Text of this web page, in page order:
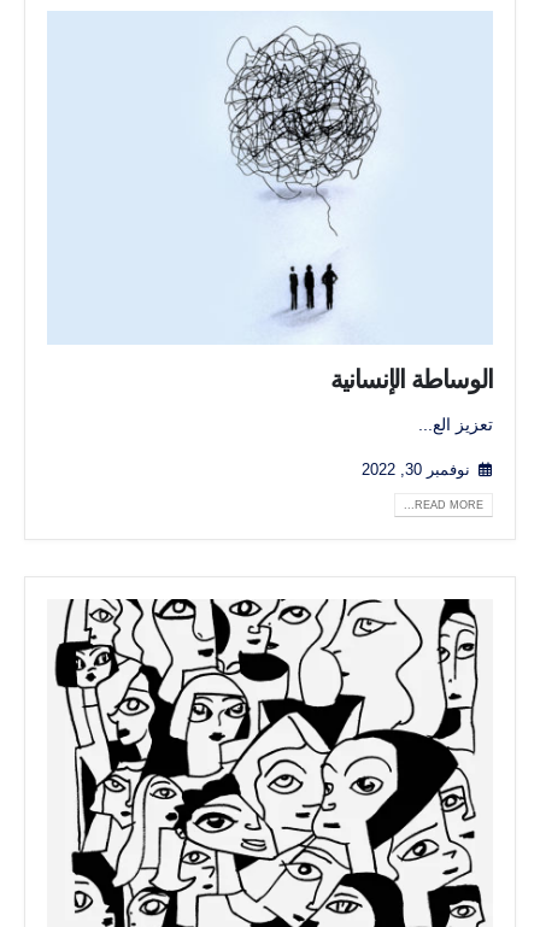
الوساطة الإنسانية
تعزيز الع...
نوفمبر 30, 2022
READ MORE...